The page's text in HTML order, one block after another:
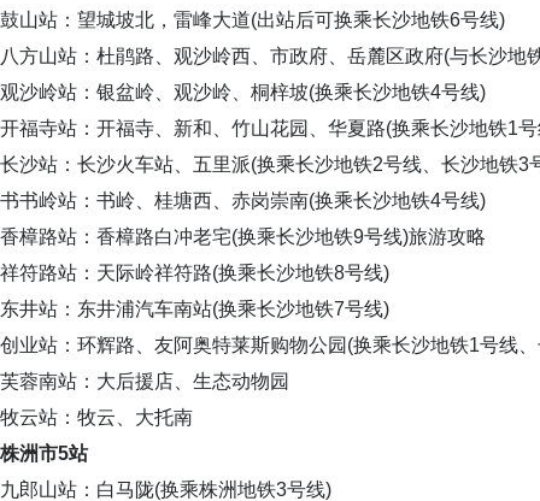
鼓山站：望城坡北，雷峰大道(出站后可换乘长沙地铁6号线)
八方山站：杜鹃路、观沙岭西、市政府、岳麓区政府(与长沙地
观沙岭站：银盆岭、观沙岭、桐梓坡(换乘长沙地铁4号线)
开福寺站：开福寺、新和、竹山花园、华夏路(换乘长沙地铁1
长沙站：长沙火车站、五里派(换乘长沙地铁2号线、长沙地铁3
书书岭站：书岭、桂塘西、赤岗崇南(换乘长沙地铁4号线)
香樟路站：香樟路白冲老宅(换乘长沙地铁9号线)旅游攻略
祥符路站：天际岭祥符路(换乘长沙地铁8号线)
东井站：东井浦汽车南站(换乘长沙地铁7号线)
创业站：环辉路、友阿奥特莱斯购物公园(换乘长沙地铁1号线
芙蓉南站：大后援店、生态动物园
牧云站：牧云、大托南
株洲市5站
九郎山站：白马陇(换乘株洲地铁3号线)